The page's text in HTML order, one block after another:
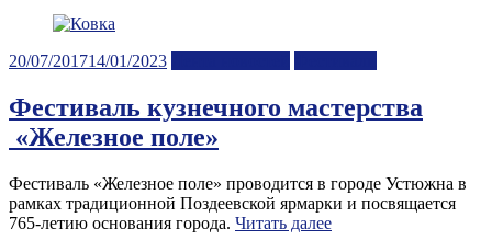
Posted
20/07/201714/01/2023
Фестиваль кузнечного мастерства
«Железное поле»
Фестиваль «Железное поле» проводится в городе Устюжна в
рамках традиционной Поздеевской ярмарки и посвящается
765-летию основания города. Читать далее